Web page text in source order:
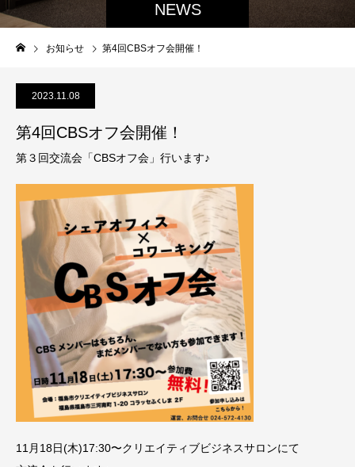
NEWS
お知らせ 第4回CBSオフ会開催！
2023.11.08
第4回CBSオフ会開催！
第３回交流会「CBSオフ会」行います♪
11月18日(木)17:30〜クリエイティブビジネスサロンにて